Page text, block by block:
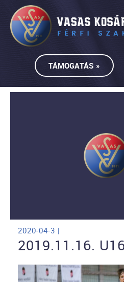
TÁMOGATÁS »
2020-04-3 |
2019.11.16.